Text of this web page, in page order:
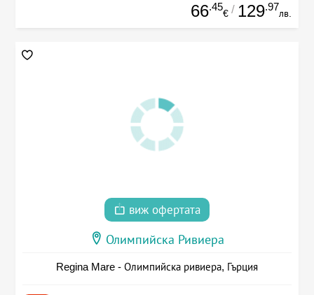
66.45
€ / 129.97
лв.
виж офертата
Олимпийска Ривиера
Regina Mare - Олимпийска ривиера, Гърция